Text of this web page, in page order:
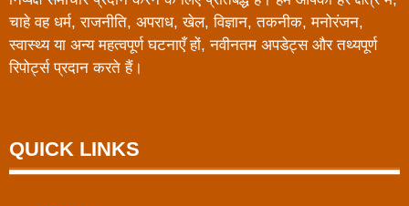
चाहे वह धर्म, राजनीति, अपराध, खेल, विज्ञान, तकनीक, मनोरंजन,
स्वास्थ्य या अन्य महत्वपूर्ण घटनाएँ हों, नवीनतम अपडेट्स और तथ्यपूर्ण
रिपोर्ट्स प्रदान करते हैं।
QUICK LINKS